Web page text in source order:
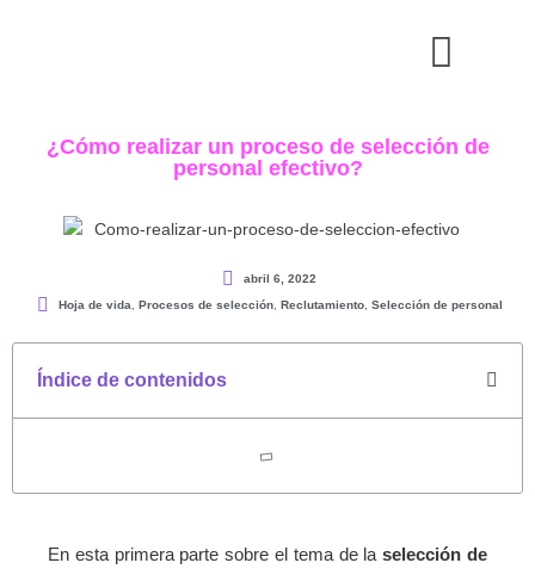
¿Cómo realizar un proceso de selección de
personal efectivo?
abril 6, 2022
Hoja de vida, Procesos de selección, Reclutamiento, Selección de personal
Índice de contenidos
En esta primera parte sobre el tema de laselección de